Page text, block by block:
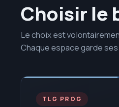
Choisir le
Le choix est
Chaque espace garde
TLG PROG